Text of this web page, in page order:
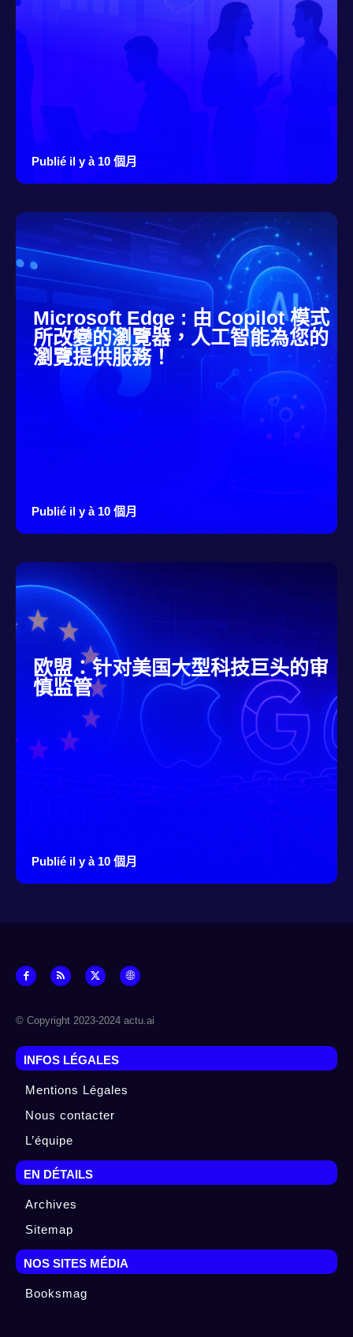
Publié il y à 10 個月
Microsoft Edge : 由 Copilot 模式
所改變的瀏覽器，人工智能為您的
瀏覽提供服務！
Publié il y à 10 個月
欧盟：针对美国大型科技巨头的审
慎监管
Publié il y à 10 個月
© Copyright 2023-2024 actu.ai
INFOS LÉGALES
Mentions Légales
Nous contacter
L’équipe
EN DÉTAILS
Archives
Sitemap
NOS SITES MÉDIA
Booksmag